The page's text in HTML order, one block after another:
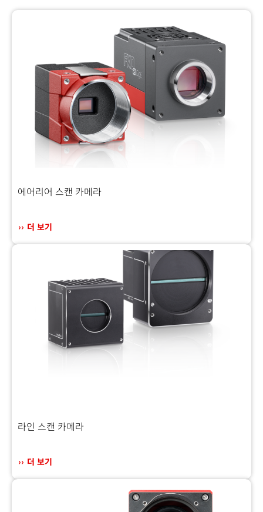
에어리어 스캔 카메라
더 보기
라인 스캔 카메라
더 보기